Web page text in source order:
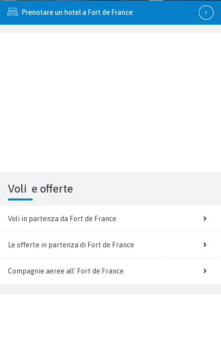
Prenotare un hotel a Fort de France
Voli e offerte
Voli in partenza da Fort de France
Le offerte in partenza di Fort de France
Compagnie aeree all' Fort de France